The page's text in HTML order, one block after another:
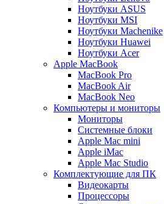
Ноутбуки ASUS
Ноутбуки MSI
Ноутбуки Machenike
Ноутбуки Huawei
Ноутбуки Acer
Apple MacBook
MacBook Pro
MacBook Air
MacBook Neo
Компьютеры и мониторы
Мониторы
Системные блоки
Apple Mac mini
Apple iMac
Apple Mac Studio
Комплектующие для ПК
Видеокарты
Процессоры